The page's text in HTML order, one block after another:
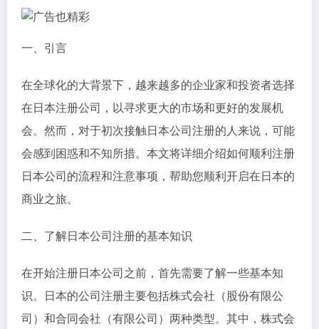
一、引言
在全球化的大背景下，越来越多的企业家和投资者选择
在日本注册公司，以寻求更大的市场和更好的发展机
会。然而，对于初次接触日本公司注册的人来说，可能
会感到困惑和不知所措。本文将详细介绍如何顺利注册
日本公司的流程和注意事项，帮助您顺利开启在日本的
商业之旅。
二、了解日本公司注册的基本知识
在开始注册日本公司之前，首先需要了解一些基本知
识。日本的公司注册主要包括株式会社（股份有限公
司）和合同会社（有限公司）两种类型。其中，株式会